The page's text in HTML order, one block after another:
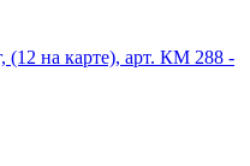
на карте), арт. КМ 288 -